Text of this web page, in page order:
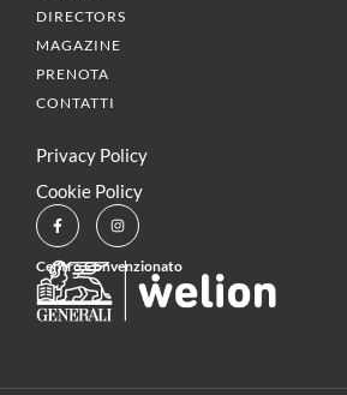
DIRECTORS
MAGAZINE
PRENOTA
CONTATTI
Privacy Policy
Cookie Policy
Centro Convenzionato